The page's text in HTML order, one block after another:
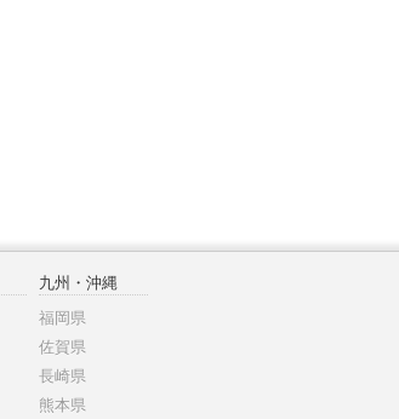
九州・沖縄
福岡県
佐賀県
長崎県
熊本県